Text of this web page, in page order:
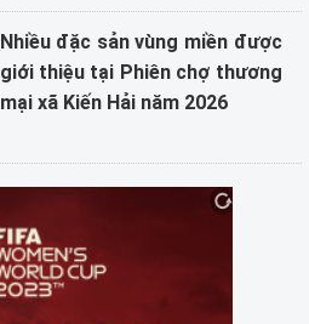
Nhiều đặc sản vùng miền được
giới thiệu tại Phiên chợ thương
mại xã Kiến Hải năm 2026